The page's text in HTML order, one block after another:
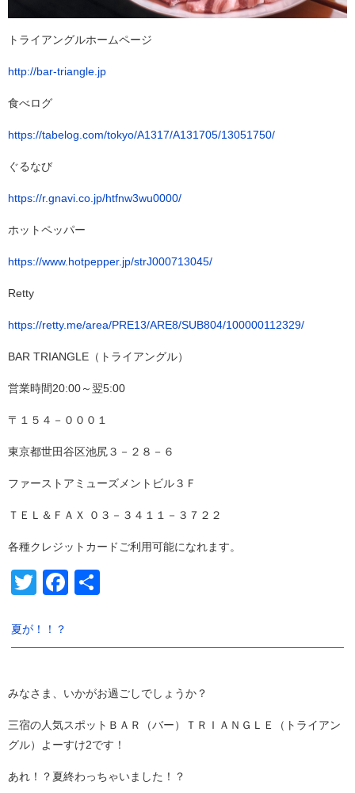
トライアングルホームページ
http://bar-triangle.jp
食べログ
https://tabelog.com/tokyo/A1317/A131705/13051750/
ぐるなび
https://r.gnavi.co.jp/htfnw3wu0000/
ホットペッパー
https://www.hotpepper.jp/strJ000713045/
Retty
https://retty.me/area/PRE13/ARE8/SUB804/100000112329/
BAR TRIANGLE（トライアングル）
営業時間20:00～翌5:00
〒１５４－０００１
東京都世田谷区池尻３－２８－６
ファーストアミューズメントビル３Ｆ
ＴＥＬ＆ＦＡＸ ０３－３４１１－３７２２
各種クレジットカードご利用可能になれます。
TwitterFacebook
夏が！！？
みなさま、いかがお過ごしでしょうか？
三宿の人気スポットＢＡＲ（バー）ＴＲＩＡＮＧＬＥ（トライアン
グル）よーすけ2です！
あれ！？夏終わっちゃいました！？